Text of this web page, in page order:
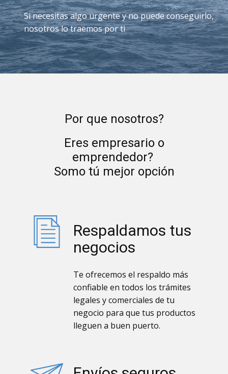
Si necesitas algo urgente y no puede conseguirlo,
nosotros lo traemos por ti
Por que nosotros?
Eres empresario o
emprendedor?
Somo tú mejor opción
Respaldamos tus
negocios
Te ofrecemos el respaldo más
confiable en todos los trámites
legales y comerciales de tu
negocio para que tus productos
lleguen a buen puerto.